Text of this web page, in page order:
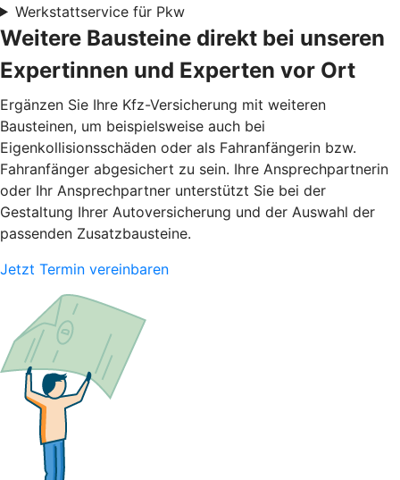
Werkstattservice für Pkw
Weitere Bausteine direkt bei unseren
Expertinnen und Experten vor Ort
Ergänzen Sie Ihre Kfz-Versicherung mit weiteren
Bausteinen, um beispielsweise auch bei
Eigenkollisionsschäden oder als Fahranfängerin bzw.
Fahranfänger abgesichert zu sein. Ihre Ansprechpartnerin
oder Ihr Ansprechpartner unterstützt Sie bei der
Gestaltung Ihrer Autoversicherung und der Auswahl der
passenden Zusatzbausteine.
Jetzt Termin vereinbaren